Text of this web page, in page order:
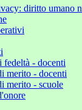
diritto umano
fedeltà - docenti
merito - docenti
merito - scuole